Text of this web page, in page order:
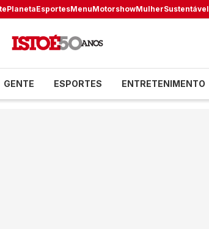
PlanetaEsportesMenuMotorshowMulherSustentável
GENTE ESPORTES ENTRETENIMENTO